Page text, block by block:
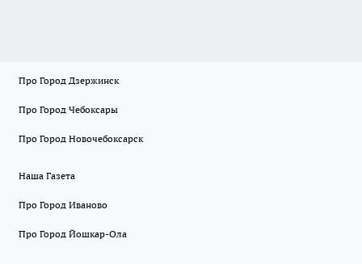
Про Город Дзержинск
Про Город Чебоксары
Про Город Новочебоксарск
Наша Газета
Про Город Иваново
Про Город Йошкар-Ола